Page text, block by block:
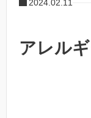
2024.02.11
アレル